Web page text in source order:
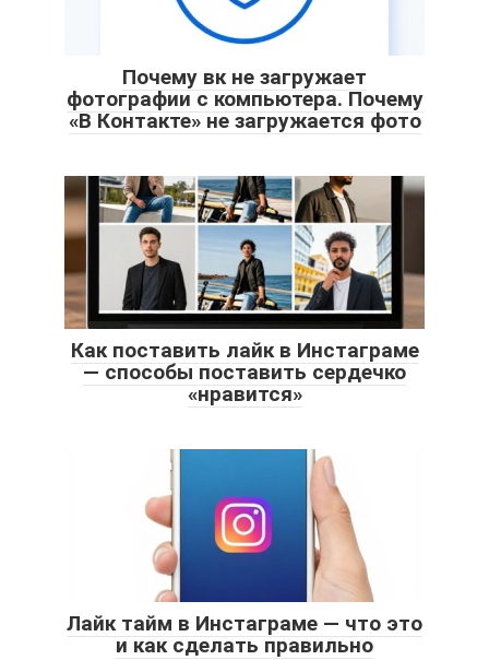
Почему вк не загружает
фотографии с компьютера. Почему
«В Контакте» не загружается фото
Как поставить лайк в Инстаграме
— способы поставить сердечко
«нравится»
Лайк тайм в Инстаграме — что это
и как сделать правильно